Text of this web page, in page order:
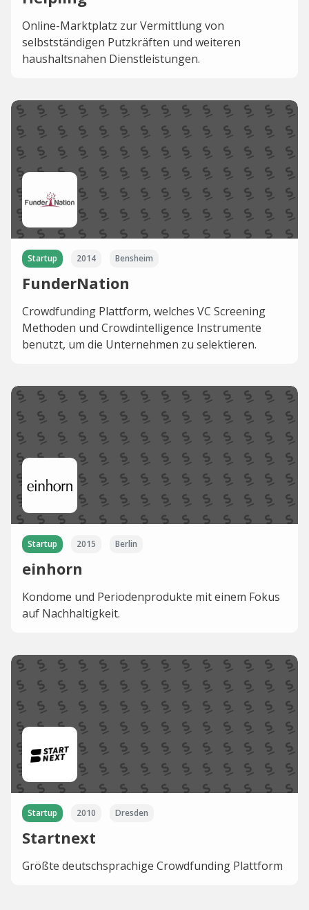
Online-Marktplatz zur Vermittlung von
selbstständigen Putzkräften und weiteren
haushaltsnahen Dienstleistungen.
Startup 2014 Bensheim
FunderNation
Crowdfunding Plattform, welches VC Screening
Methoden und Crowdintelligence Instrumente
benutzt, um die Unternehmen zu selektieren.
Startup 2015 Berlin
einhorn
Kondome und Periodenprodukte mit einem Fokus
auf Nachhaltigkeit.
Startup 2010 Dresden
Startnext
Größte deutschsprachige Crowdfunding Plattform